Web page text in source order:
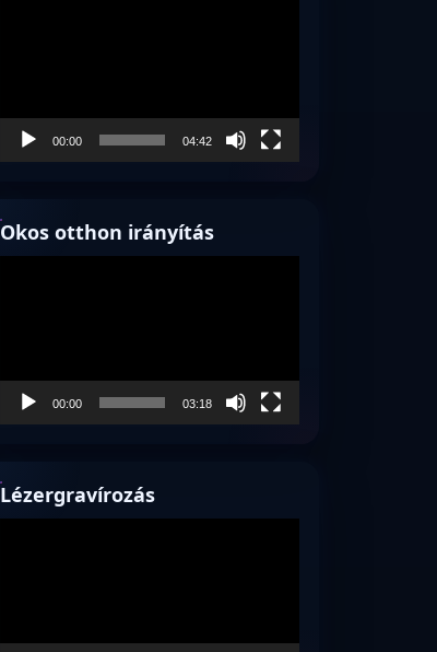
00:00 04:42
Okos otthon irányítás
00:00 03:18
Lézergravírozás